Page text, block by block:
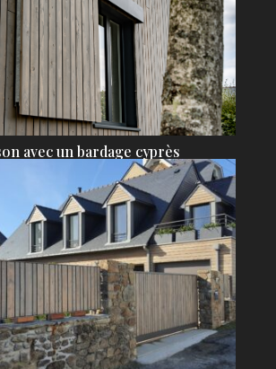
avec un bardage cyprès